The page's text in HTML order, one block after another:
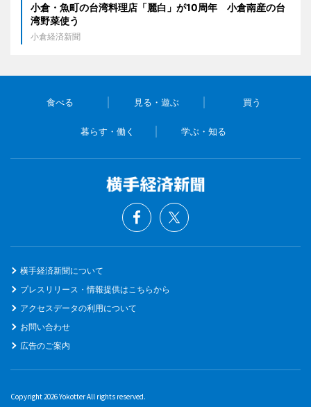
小倉・魚町の台湾料理店「麗白」が10周年 小倉南産の台
湾野菜使う
小倉経済新聞
食べる 見る・遊ぶ 買う
暮らす・働く 学ぶ・知る
横手経済新聞について
プレスリリース・情報提供はこちらから
アクセスデータの利用について
お問い合わせ
広告のご案内
Copyright 2026 Yokotter All rights reserved.